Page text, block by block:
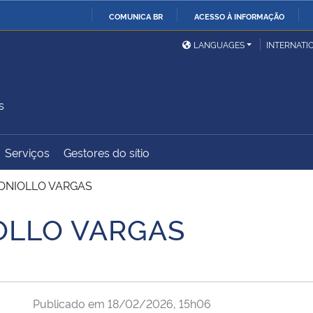
COMUNICA BR ACESSO À INFORMAÇÃO
Ministério da Defesa
Ministério das Relações
Exteriores
Ministério do
Desenvolvimento Regional
Advocacia-Geral da União Banco Central do Brasil
LANGUAGES
Serviços Gestores do sítio
VARGAS
VARGAS
Publicado em 18/02/2026, 15h06